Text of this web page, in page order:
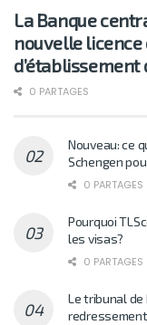
La Banque
nouvelle
0 PARTAGES
Nouveau: ce
Schengen
0 PARTAGES
Pourquoi
les visas?
0 PARTAGES
Le tribunal
redressement